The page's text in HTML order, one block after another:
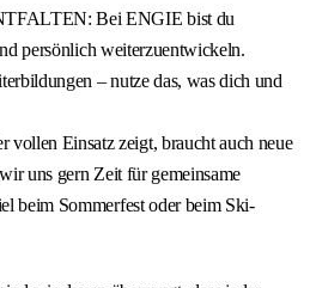
Bei ENGIE bist du
persönlich weiterzuentwickeln.
– nutze das, was dich und
Einsatz zeigt, braucht auch neue
uns gern Zeit für gemeinsame
beim Sommerfest oder beim Ski-